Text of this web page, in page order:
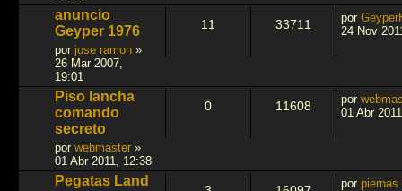
anuncio
Geyper 1976
por jose ramon »
26 Mar 2007,
19:01
11 33711 por
24 Nov
Piso lancha
comando
secreto
por webmaster »
01 Abr 2011, 12:38
0 11608 por
01 Abr
Pegatas Land
por piernas